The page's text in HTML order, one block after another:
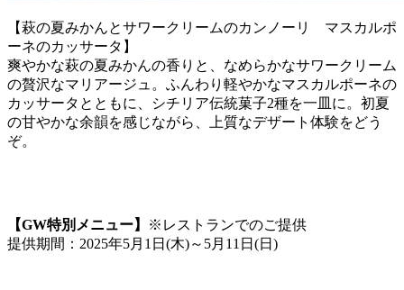
【萩の夏みかんとサワークリームのカンノーリ マスカルポ
ーネのカッサータ】
爽やかな萩の夏みかんの香りと、なめらかなサワークリーム
の贅沢なマリアージュ。ふんわり軽やかなマスカルポーネの
カッサータとともに、シチリア伝統菓子2種を一皿に。初夏
の甘やかな余韻を感じながら、上質なデザート体験をどう
ぞ。
【GW特別メニュー】
※レストランでのご提供
提供期間：2025年5月1日(木)～5月11日(日)